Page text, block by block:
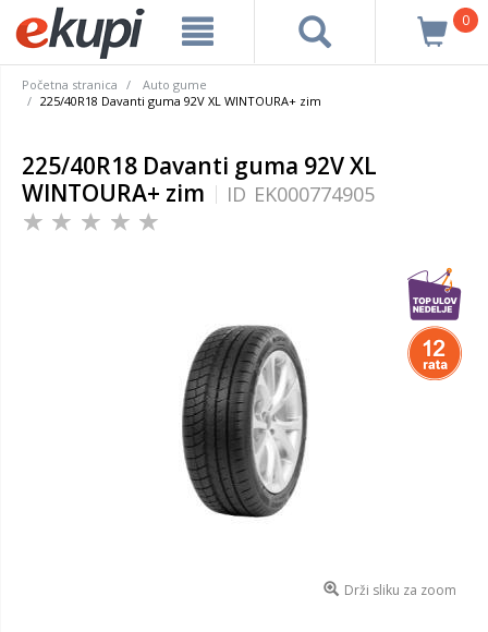
0
Početna stranica
Auto gume
225/40R18 Davanti guma 92V XL WINTOURA+ zim
225/40R18 Davanti guma 92V XL
WINTOURA+ zim
ID EK000774905
Drži sliku za zoom